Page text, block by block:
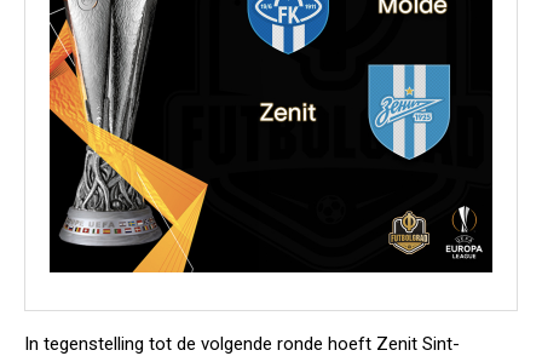
In tegenstelling tot de volgende ronde hoeft Zenit Sint-